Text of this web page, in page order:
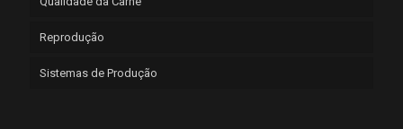
Reprodução
Sistemas de Produção